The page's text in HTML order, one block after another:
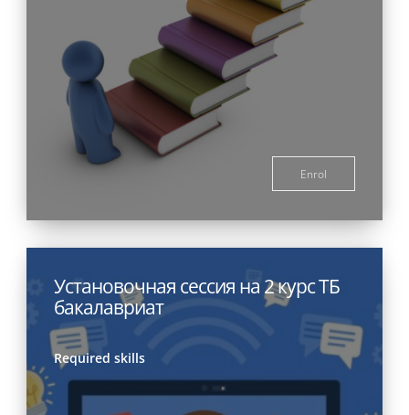
Enrol
Установочная сессия на 2 курс ТБ
бакалавриат
Required skills